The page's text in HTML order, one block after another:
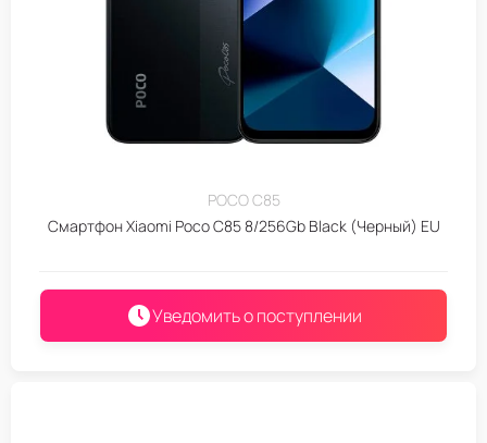
POCO C85
Смартфон Xiaomi Poco C85 8/256Gb Black (Черный) EU
Уведомить о поступлении